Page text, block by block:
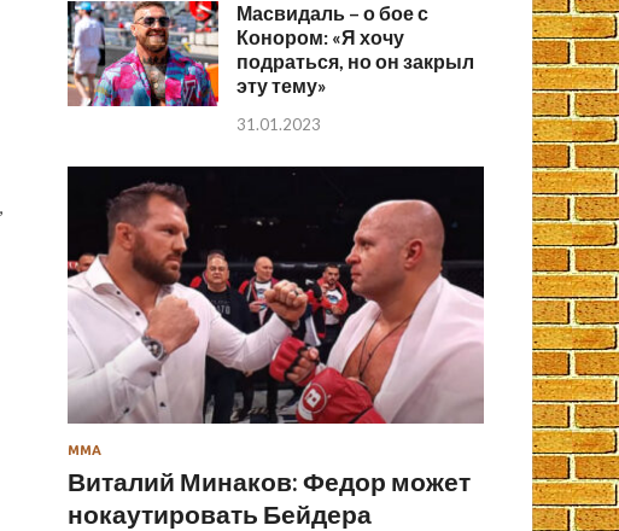
Масвидаль – о бое с
Конором: «Я хочу
подраться, но он закрыл
эту тему»
31.01.2023
ММА
Виталий Минаков: Федор может
нокаутировать Бейдера